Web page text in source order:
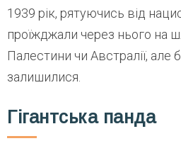
1939 рік, рятуючись від
проїжджали через нього на
Палестини чи Австралії, але
залишилися.
Гігантська панда